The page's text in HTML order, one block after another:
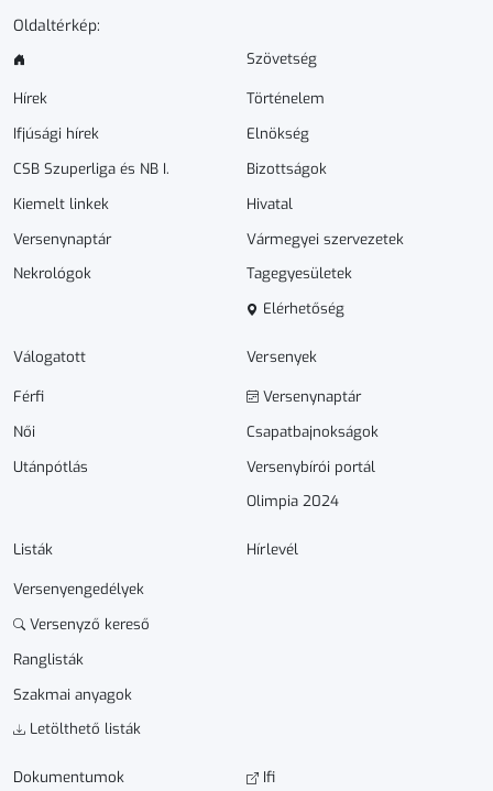
Oldaltérkép:
Hírek
Ifjúsági hírek
CSB Szuperliga és NB I.
Kiemelt linkek
Versenynaptár
Nekrológok
Szövetség
Történelem
Elnökség
Bizottságok
Hivatal
Vármegyei szervezetek
Tagegyesületek
Elérhetőség
Válogatott
Férfi
Női
Utánpótlás
Versenyek
Versenynaptár
Csapatbajnokságok
Versenybírói portál
Olimpia 2024
Listák
Versenyengedélyek
Versenyző kereső
Ranglisták
Szakmai anyagok
Letölthető listák
Hírlevél
Dokumen­­tumok Ifi